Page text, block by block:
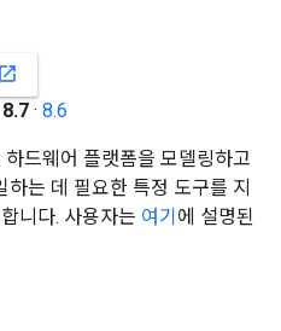
open_in_new
8.7 · 8.6
드웨어 플랫폼을 모델링하고
는 데 필요한 특정 도구를 지
니다. 사용자는 여기 에 설명된